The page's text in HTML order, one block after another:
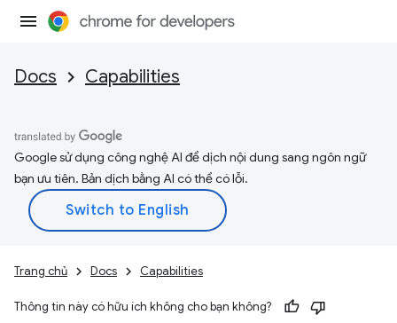
Docs Capabilities
Google sử dụng công nghệ AI để dịch nội dung sang ngôn ngữ
bạn ưu tiên. Bản dịch bằng AI có thể có lỗi.
Trang chủ Docs Capabilities
Thông tin này có hữu ích không cho bạn không?